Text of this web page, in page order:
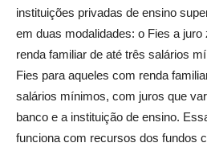
instituições privadas de ensino
em duas modalidades: o Fies a juro
renda familiar de até três salários
Fies para aqueles com renda
salários mínimos, com juros que
banco e a instituição de ensino.
funciona com recursos dos fundos